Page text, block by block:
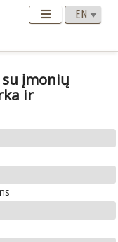
įmonių
ir